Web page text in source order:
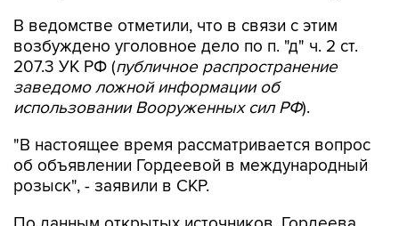
В ведомстве отметили, что в связи с этим
возбуждено уголовное дело по п. "д" ч. 2 ст.
207.3 УК РФ (публичное распространение
заведомо ложной информации об
использовании Вооруженных сил РФ).
"В настоящее время рассматривается вопрос
об объявлении Гордеевой в международный
розыск", - заявили в СКР.